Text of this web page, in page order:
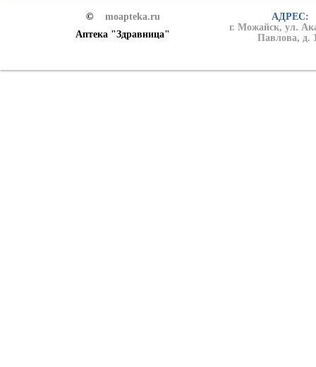
©
moapteka.ru
Аптека "Здравница"
АДРЕС:
г. Можайск, ул.
Павлова, д.